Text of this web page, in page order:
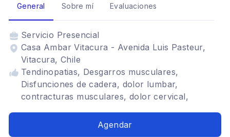
General Sobre mí Evaluaciones
Servicio Presencial
Casa Ambar Vitacura - Avenida Luis Pasteur,
Vitacura, Chile
Tendinopatias, Desgarros musculares,
Disfunciones de cadera, dolor lumbar,
contracturas musculares, dolor cervical,
Agendar